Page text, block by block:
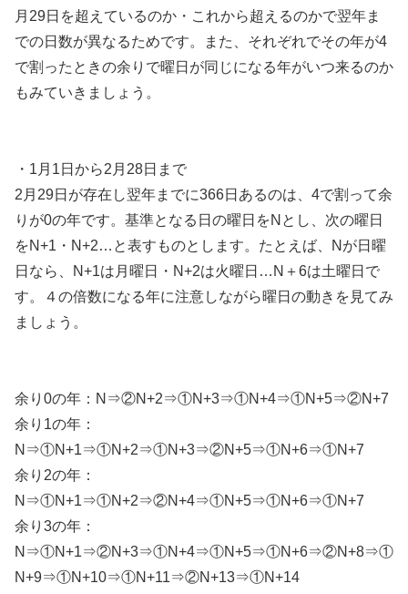
月29日を超えているのか・これから超えるのかで翌年ま
での日数が異なるためです。また、それぞれでその年が4
で割ったときの余りで曜日が同じになる年がいつ来るのか
もみていきましょう。
・1月1日から2月28日まで
2月29日が存在し翌年までに366日あるのは、4で割って余
りが0の年です。基準となる日の曜日をNとし、次の曜日
をN+1・N+2…と表すものとします。たとえば、Nが日曜
日なら、N+1は月曜日・N+2は火曜日…N＋6は土曜日で
す。４の倍数になる年に注意しながら曜日の動きを見てみ
ましょう。
余り0の年：N⇒②N+2⇒①N+3⇒①N+4⇒①N+5⇒②N+7
余り1の年：
N⇒①N+1⇒①N+2⇒①N+3⇒②N+5⇒①N+6⇒①N+7
余り2の年：
N⇒①N+1⇒①N+2⇒②N+4⇒①N+5⇒①N+6⇒①N+7
余り3の年：
N⇒①N+1⇒②N+3⇒①N+4⇒①N+5⇒①N+6⇒②N+8⇒①
N+9⇒①N+10⇒①N+11⇒②N+13⇒①N+14